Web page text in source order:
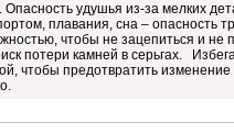
удушья из-за мелких
плавания, сна – опасность
чтобы не зацепиться и не
потери камней в серьгах.
чтобы предотвратить изменение